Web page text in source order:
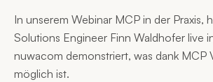
In unserem Webinar MCP in der Praxis,
Solutions Engineer Finn Waldhofer live
nuwacom demonstriert, was dank MCP
möglich ist.